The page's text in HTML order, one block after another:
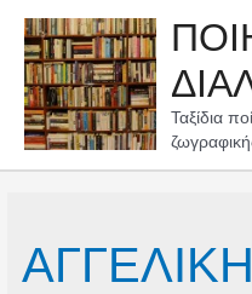
περιεχόμενο
Ταξίδια
ΑΓΓΕΛΙΚΗ